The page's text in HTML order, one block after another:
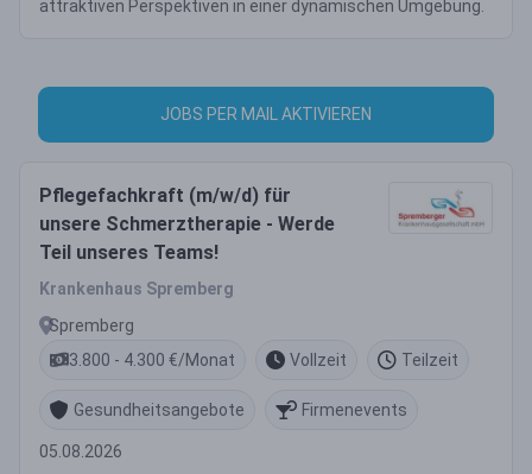
attraktiven Perspektiven in einer dynamischen Umgebung.
JOBS PER MAIL AKTIVIEREN
Pflegefachkraft (m/w/d) für
unsere Schmerztherapie - Werde
Teil unseres Teams!
Krankenhaus Spremberg
Spremberg
3.800 - 4.300 €/Monat
Vollzeit Teilzeit
Gesundheitsangebote Firmenevents
05.08.2026